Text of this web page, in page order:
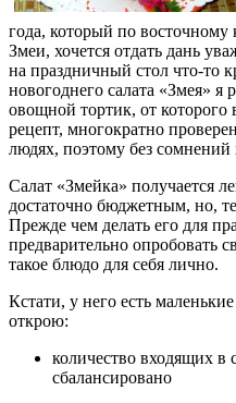
года, который по
Змеи, хочется отдать дань
на праздничный стол что-то
новогоднего салата «Змея»
овощной тортик, от которого
рецепт, многократно
людях, поэтому без сомнений
Салат «Змейка» получается
достаточно бюджетным, но,
Прежде чем делать его для
предварительно опробовать
такое блюдо для себя лично.
Кстати, у него есть
открою:
количество входящих в
сбалансировано